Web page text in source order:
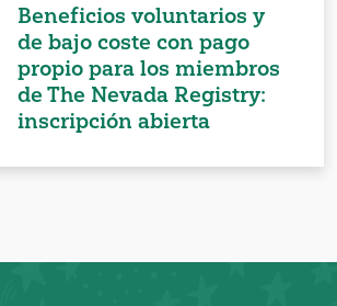
Beneficios voluntarios y
de bajo coste con pago
propio para los miembros
de The Nevada Registry:
inscripción abierta